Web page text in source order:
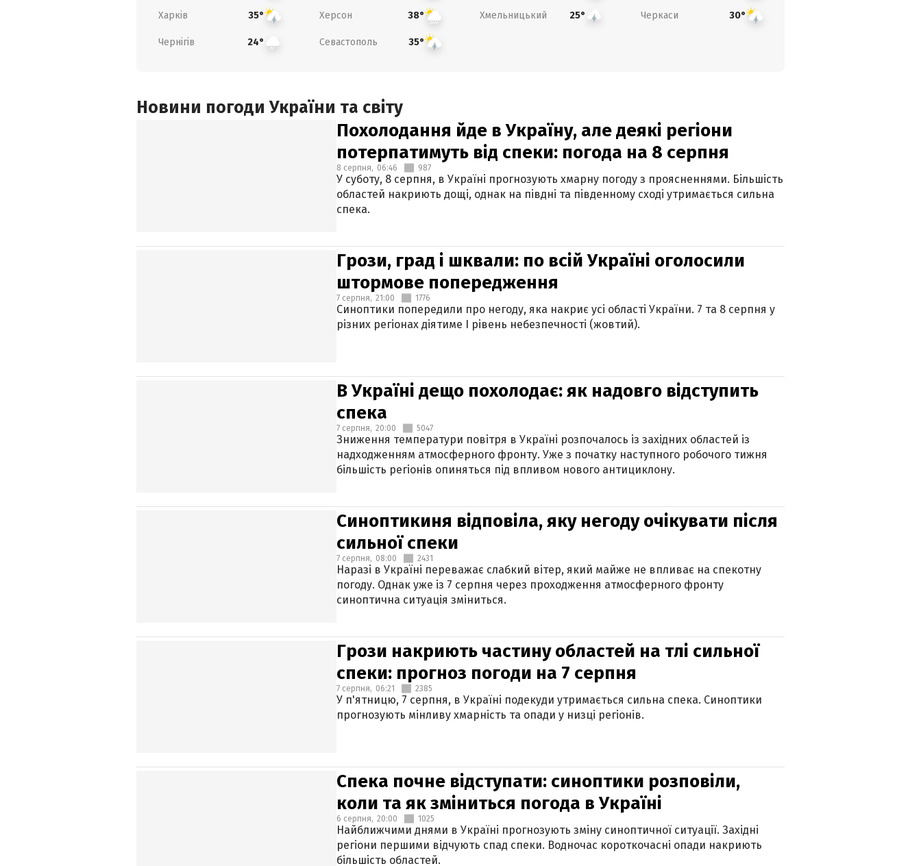
Харків 35° Херсон 38° Хмельницький 25° Черкаси 30°
Чернігів 24° Севастополь 35°
Новини погоди України та світу
Похолодання йде в Україну, але деякі регіони
потерпатимуть від спеки: погода на 8 серпня
8 серпня, 06:46 987
У суботу, 8 серпня, в Україні прогнозують хмарну погоду з проясненнями. Більшість
областей накриють дощі, однак на півдні та південному сході утримається сильна
спека.
Грози, град і шквали: по всій Україні оголосили
штормове попередження
7 серпня, 21:00 1776
Синоптики попередили про негоду, яка накриє усі області України. 7 та 8 серпня у
різних регіонах діятиме І рівень небезпечності (жовтий).
В Україні дещо похолодає: як надовго відступить
спека
7 серпня, 20:00 5047
Зниження температури повітря в Україні розпочалось із західних областей із
надходженням атмосферного фронту. Уже з початку наступного робочого тижня
більшість регіонів опиняться під впливом нового антициклону.
Синоптикиня відповіла, яку негоду очікувати після
сильної спеки
7 серпня, 08:00 2431
Наразі в Україні переважає слабкий вітер, який майже не впливає на спекотну
погоду. Однак уже із 7 серпня через проходження атмосферного фронту
синоптична ситуація зміниться.
Грози накриють частину областей на тлі сильної
спеки: прогноз погоди на 7 серпня
7 серпня, 06:21 2385
У п'ятницю, 7 серпня, в Україні подекуди утримається сильна спека. Синоптики
прогнозують мінливу хмарність та опади у низці регіонів.
Спека почне відступати: синоптики розповіли,
коли та як зміниться погода в Україні
6 серпня, 20:00 1025
Найближчими днями в Україні прогнозують зміну синоптичної ситуації. Західні
регіони першими відчують спад спеки. Водночас короткочасні опади накриють
більшість областей.